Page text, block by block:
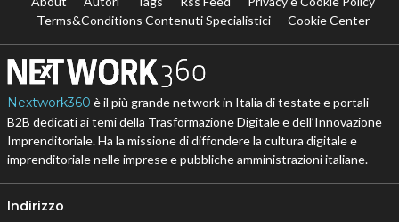
Terms&Conditions Contenuti Specialistici
Cookie Center
Nextwork360 è il più grande network in Italia di testate e portali
B2B dedicati ai temi della Trasformazione Digitale e dell’Innovazione
Imprenditoriale. Ha la missione di diffondere la cultura digitale e
imprenditoriale nelle imprese e pubbliche amministrazioni italiane.
Indirizzo